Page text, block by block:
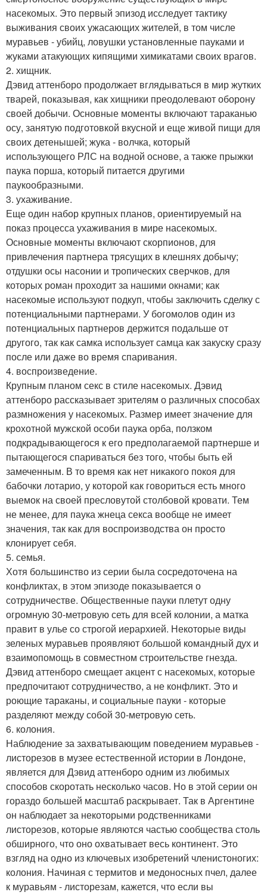
насекомых. Это первый эпизод исследует тактику
выживания своих ужасающих жителей, в том числе
муравьев - убийц, ловушки установленные пауками и
жуками атакующих кипящими химикатами своих врагов.
2. хищник.
Дэвид аттенборо продолжает вглядываться в мир жутких
тварей, показывая, как хищники преодолевают оборону
своей добычи. Основные моменты включают тараканью
осу, занятую подготовкой вкусной и еще живой пищи для
своих детенышей; жука - волчка, который
использующего РЛС на водной основе, а также прыжки
паука порша, который питается другими
паукообразными.
3. ухаживание.
Еще один набор крупных планов, ориентируемый на
показ процесса ухаживания в мире насекомых.
Основные моменты включают скорпионов, для
привлечения партнера трясущих в клешнях добычу;
отдушки осы насонии и тропических сверчков, для
которых роман проходит за нашими окнами; как
насекомые используют подкуп, чтобы заключить сделку с
потенциальными партнерами. У богомолов один из
потенциальных партнеров держится подальше от
другого, так как самка использует самца как закуску сразу
после или даже во время спаривания.
4. воспроизведение.
Крупным планом секс в стиле насекомых. Дэвид
аттенборо рассказывает зрителям о различных способах
размножения у насекомых. Размер имеет значение для
крохотной мужской особи паука орба, ползком
подкрадывающегося к его предполагаемой партнерше и
пытающегося спариваться без того, чтобы быть ей
замеченным. В то время как нет никакого покоя для
бабочки лотарио, у которой как говориться есть много
выемок на своей пресловутой столбовой кровати. Тем
не менее, для паука жнеца секса вообще не имеет
значения, так как для воспроизводства он просто
клонирует себя.
5. семья.
Хотя большинство из серии была сосредоточена на
конфликтах, в этом эпизоде показывается о
сотрудничестве. Общественные пауки плетут одну
огромную 30-метровую сеть для всей колонии, а матка
правит в улье со строгой иерархией. Некоторые виды
зеленых муравьев проявляют большой командный дух и
взаимопомощь в совместном строительстве гнезда.
Дэвид аттенборо смещает акцент с насекомых, которые
предпочитают сотрудничество, а не конфликт. Это и
роющие тараканы, и социальные пауки - которые
разделяют между собой 30-метровую сеть.
6. колония.
Наблюдение за захватывающим поведением муравьев -
листорезов в музее естественной истории в Лондоне,
является для Дэвид аттенборо одним из любимых
способов скоротать несколько часов. Но в этой серии он
гораздо большей масштаб раскрывает. Так в Аргентине
он наблюдает за некоторыми родственниками
листорезов, которые являются частью сообщества столь
обширного, что оно охватывает весь континент. Это
взгляд на одно из ключевых изобретений членистоногих:
колония. Начиная с термитов и медоносных пчел, далее
к муравьям - листорезам, кажется, что если вы